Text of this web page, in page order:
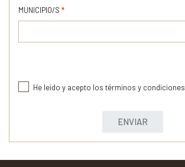
MUNICIPIO/S *
He leído y acepto los términos y condiciones
ENVIAR